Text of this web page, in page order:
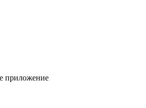
приложение